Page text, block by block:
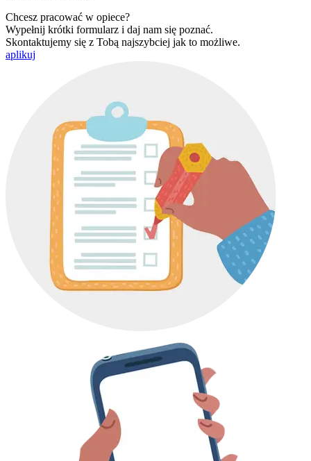
Chcesz pracować w opiece?
Wypełnij krótki formularz i daj nam się poznać.
Skontaktujemy się z Tobą najszybciej jak to możliwe.
aplikuj